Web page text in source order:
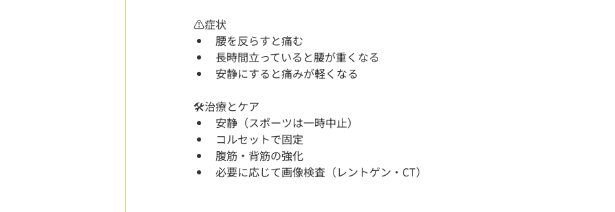
⚠️症状
腰を反らすと痛む
長時間立っていると腰が重くなる
安静にすると痛みが軽くなる
🛠️治療とケア
安静（スポーツは一時中止）
コルセットで固定
腹筋・背筋の強化
必要に応じて画像検査（レントゲン・CT）